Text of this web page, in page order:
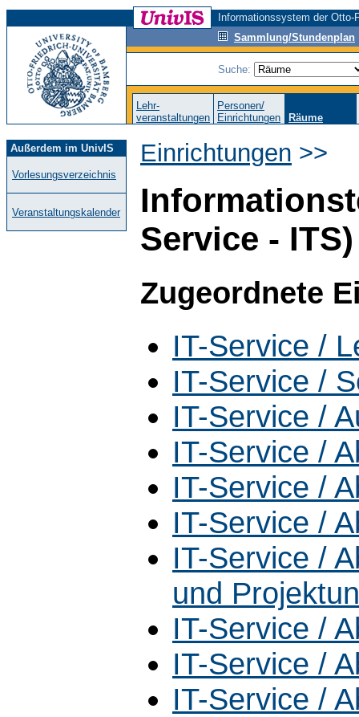
Informationssystem der
Sammlung/Stundenplan
Suche:
Lehr-
veranstaltungen
Personen/
Einrichtungen
Räume
Außerdem im UnivIS
Vorlesungsverzeichnis
Veranstaltungskalender
Einrichtungen >>
Service - ITS)
Zugeordnete
IT-Service /
IT-Service /
IT-Service /
IT-Service /
IT-Service /
IT-Service /
IT-Service /
und
IT-Service /
IT-Service /
IT-Service /